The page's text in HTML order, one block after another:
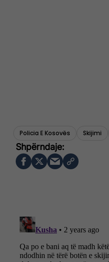
Policia E Kosovës Skijimi